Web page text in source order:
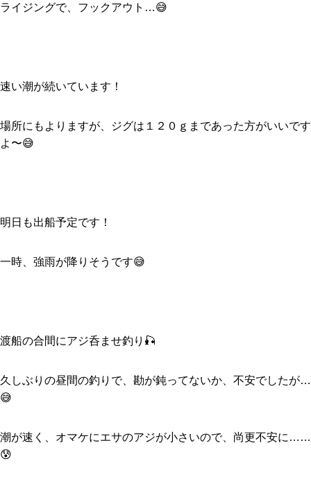
ライジングで、フックアウト…😅
速い潮が続いています！
場所にもよりますが、ジグは１２０ｇまであった方がいいです
よ〜😅
明日も出船予定です！
一時、強雨が降りそうです😅
渡船の合間にアジ呑ませ釣り🎣
久しぶりの昼間の釣りで、勘が鈍ってないか、不安でしたが…
😅
潮が速く、オマケにエサのアジが小さいので、尚更不安に……
😰